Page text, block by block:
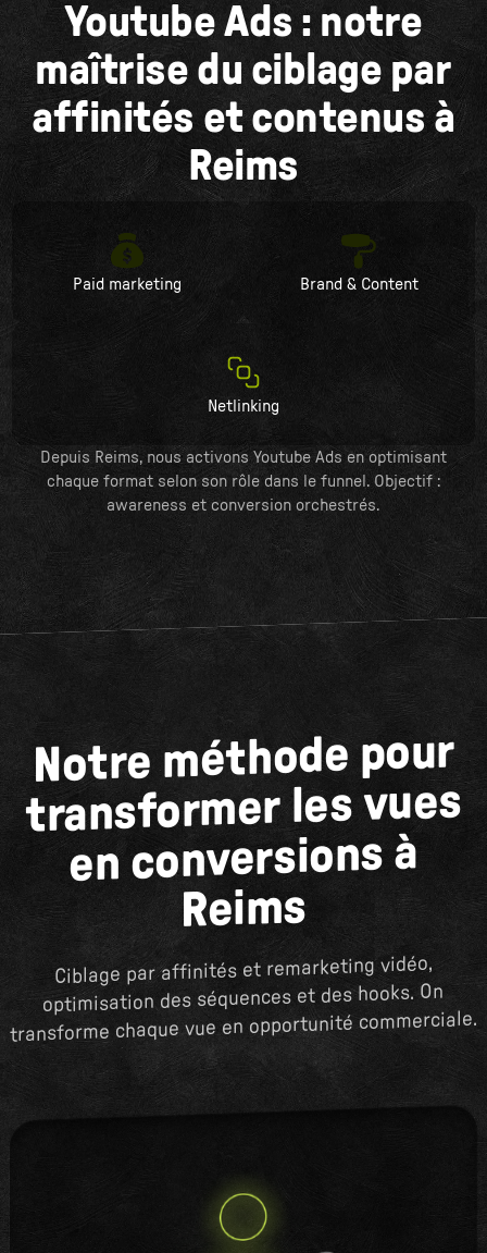
Youtube Ads : notre
maîtrise du ciblage par
affinités et contenus à
Reims
Paid marketing Brand & Content
Netlinking
Depuis Reims, nous activons Youtube Ads en optimisant
chaque format selon son rôle dans le funnel. Objectif :
awareness et conversion orchestrés.
Notre méthode pour
transformer les vues
en conversions à
Reims
Ciblage par affinités et remarketing vidéo,
optimisation des séquences et des hooks. On
transforme chaque vue en opportunité commerciale.